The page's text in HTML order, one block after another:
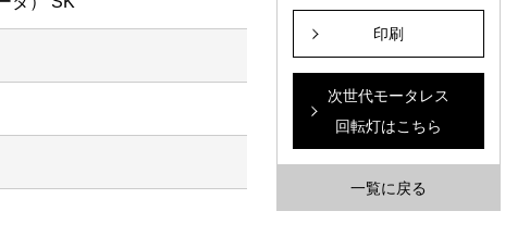
印刷
次世代モータレス
回転灯はこちら
一覧に戻る